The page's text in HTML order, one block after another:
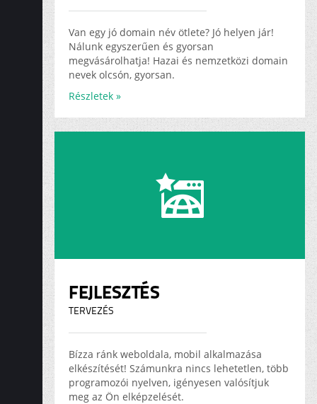
Van egy jó domain név ötlete? Jó helyen jár!
Nálunk egyszerűen és gyorsan
megvásárolhatja! Hazai és nemzetközi domain
nevek olcsón, gyorsan.
Részletek »
FEJLESZTÉS
TERVEZÉS
Bízza ránk weboldala, mobil alkalmazása
elkészítését! Számunkra nincs lehetetlen, több
programozói nyelven, igényesen valósítjuk
meg az Ön elképzelését.